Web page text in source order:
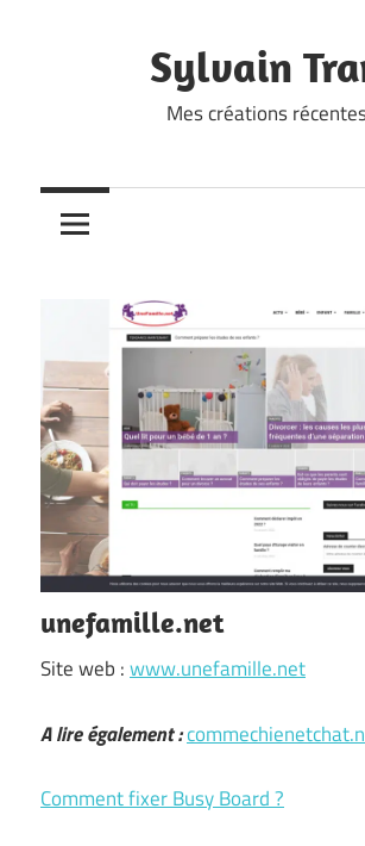
Sylvain
Mes créations
unefamille.net
Site web :www.unefamille.net
A lire également :
Comment fixer Busy Board ?